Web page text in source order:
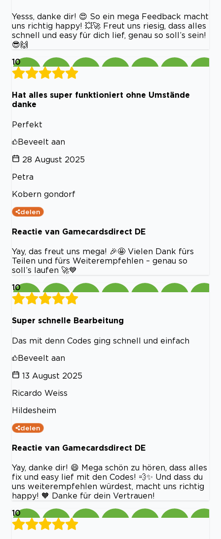
Yesss, danke dir! 😍 So ein mega Feedback macht
uns richtig happy! 💥🚀 Freut uns riesig, dass alles
schnell und easy für dich lief, genau so soll’s sein!
😎🙌
10
Hat alles super funktioniert ohne Umstände
danke
Perfekt
Beveelt aan
28 August 2025
Petra
Kobern gondorf
delen
Reactie van Gamecardsdirect DE
Yay, das freut uns mega! 🎉🤩 Vielen Dank fürs
Teilen und fürs Weiterempfehlen – genau so
soll’s laufen 🚀💙
10
Super schnelle Bearbeitung
Das mit denn Codes ging schnell und einfach
Beveelt aan
13 August 2025
Ricardo Weiss
Hildesheim
delen
Reactie van Gamecardsdirect DE
Yay, danke dir! 😄 Mega schön zu hören, dass alles
fix und easy lief mit den Codes! 💨✨ Und dass du
uns weiterempfehlen würdest, macht uns richtig
happy! 🧡 Danke für dein Vertrauen!
10